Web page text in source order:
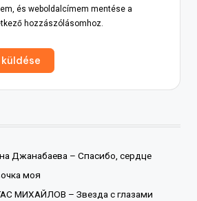
és weboldalcímem mentése a
hozzászólásomhoz.
Джанабаева – Спасибо, сердце
моя
МИХАЙЛОВ – Звезда с глазами